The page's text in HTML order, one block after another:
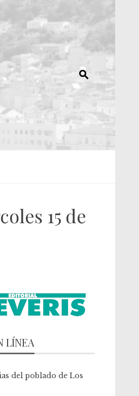
15 de
LÍNEA
del poblado de Los